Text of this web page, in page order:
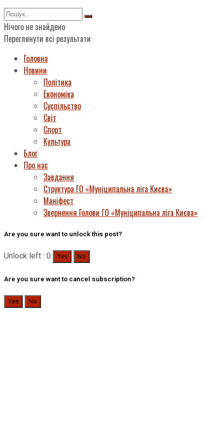
Нічого не знайдено
Переглянути всі результати
Головна
Новини
Політика
Економіка
Суспільство
Світ
Спорт
Культура
Блог
Про нас
Завдання
Структура ГО «Муніципальна ліга Києва»
Маніфест
Звернення Голови ГО «Муніципальна ліга Києва»
Are you sure want to unlock this post?
Unlock left : 0 Yes No
Are you sure want to cancel subscription?
Yes No